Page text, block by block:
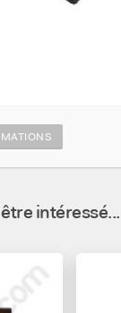
intéressé...